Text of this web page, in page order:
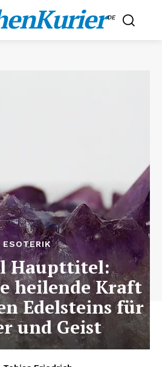
.DE
ESOTERIK
Haupttitel:
heilende Kraft
Edelsteins für
und Geist